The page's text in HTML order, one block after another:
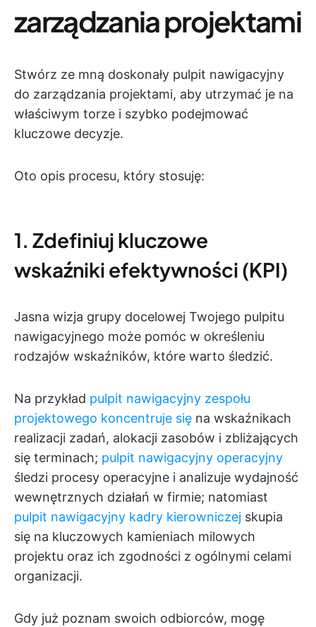
zarządzania projektami
Stwórz ze mną doskonały pulpit nawigacyjny
do zarządzania projektami, aby utrzymać je na
właściwym torze i szybko podejmować
kluczowe decyzje.
Oto opis procesu, który stosuję:
1. Zdefiniuj kluczowe
wskaźniki efektywności (KPI)
Jasna wizja grupy docelowej Twojego pulpitu
nawigacyjnego może pomóc w określeniu
rodzajów wskaźników, które warto śledzić.
Na przykład pulpit nawigacyjny zespołu
projektowego koncentruje się na wskaźnikach
realizacji zadań, alokacji zasobów i zbliżających
się terminach; pulpit nawigacyjny operacyjny
śledzi procesy operacyjne i analizuje wydajność
wewnętrznych działań w firmie; natomiast
pulpit nawigacyjny kadry kierowniczej skupia
się na kluczowych kamieniach milowych
projektu oraz ich zgodności z ogólnymi celami
organizacji.
Gdy już poznam swoich odbiorców, mogę